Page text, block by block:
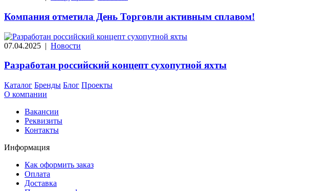
Компания отметила День Торговли активным сплавом!
07.04.2025 | Новости
Разработан российский концепт сухопутной яхты
Каталог Бренды Блог Проекты
О компании
Вакансии
Реквизиты
Контакты
Информация
Как оформить заказ
Оплата
Доставка